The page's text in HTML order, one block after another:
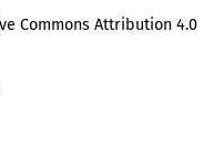
Commons Attribution 4.0